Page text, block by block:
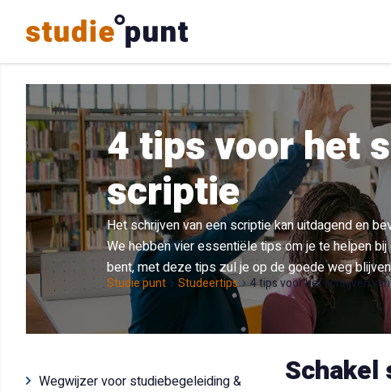
4 tips voor het
scriptie
Het schrijven van een scriptie kan uitdagend en
We hebben vier essentiële tips om je te helpen
bent, met deze tips zul je op de goede weg
Studie punt Studeertips 4 tips voor het schrijven
Wegwijzer voor studiebegeleiding &
Schakel